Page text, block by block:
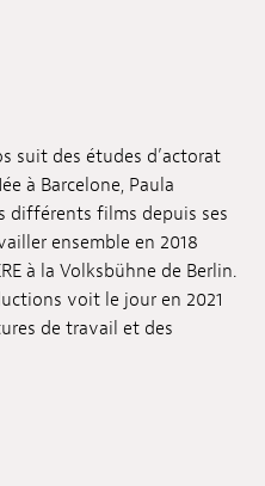
suit des études d’actorat
à Barcelone, Paula
différents films depuis ses
ensemble en 2018
à la Volksbühne de Berlin.
voit le jour en 2021
de travail et des